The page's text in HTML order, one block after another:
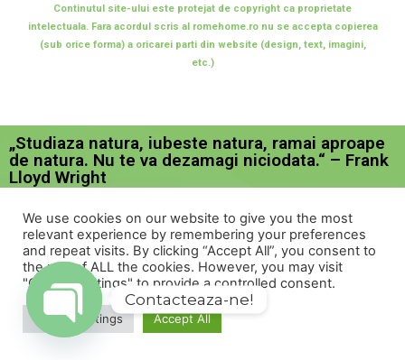
Continutul site-ului este protejat de copyright ca proprietate
intelectuala. Fara acordul scris al romehome.ro nu se accepta copierea
(sub orice forma) a oricarei parti din website (design, text, imagini,
etc.)
„Studiaza natura, iubeste natura, ramai aproape
de natura. Nu te va dezamagi niciodata.“ – Frank
Lloyd Wright
Social Media
Informatii
We use cookies on our website to give you the most
relevant experience by remembering your preferences
and repeat visits. By clicking “Accept All”, you consent to
the use of ALL the cookies. However, you may visit
"Cookie Settings" to provide a controlled consent.
Cookie Settings Accept All
Contacteaza-ne!
Open